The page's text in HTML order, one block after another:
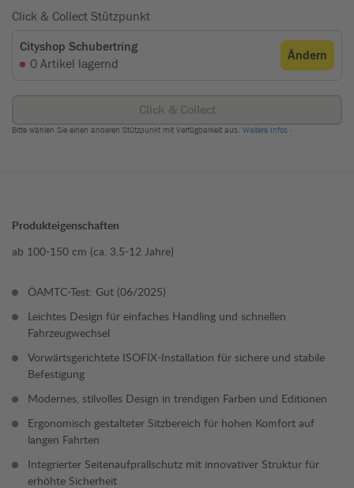
Produkteigenschaften
ab 100-150 cm (ca. 3,5-12 Jahre)
ÖAMTC-Test: Gut (06/2025)
Leichtes Design für einfaches Handling und schnellen
Fahrzeugwechsel
Vorwärtsgerichtete ISOFIX-Installation für sichere und stabile
Befestigung
Modernes, stilvolles Design in trendigen Farben und Editionen
Ergonomisch gestalteter Sitzbereich für hohen Komfort auf
langen Fahrten
Integrierter Seitenaufprallschutz mit innovativer Struktur für
erhöhte Sicherheit